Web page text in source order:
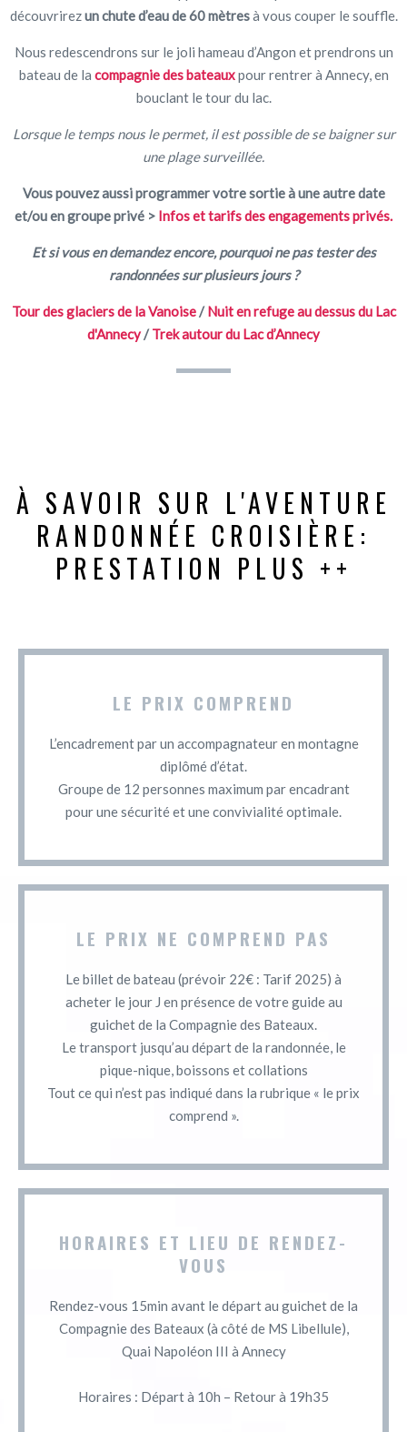
découvrirezun chute d’eau de 60 mètresà vous couper le souffle.
Nous redescendrons sur le joli hameau d’Angon et prendrons un
bateau de la compagnie des bateauxpour rentrer à Annecy, en
bouclant le tour du lac.
Lorsque le temps nous le permet, il est possible de se baigner sur
une plage surveillée.
Vous pouvez aussi programmer votre sortie à une autre date
et/ou en groupe privé > Infos et tarifs des engagements privés.
Et si vous en demandez encore, pourquoi ne pas tester des
randonnées sur plusieurs jours ?
Tour des glaciers de la Vanoise/Nuit en refuge au dessus du Lac
d'Annecy/Trek autour du Lac d’Annecy
À SAVOIR SUR L'AVENTURE
RANDONNÉE CROISIÈRE:
PRESTATION PLUS ++
LE PRIX COMPREND
L’encadrement par un accompagnateur en montagne
diplômé d’état.
Groupe de 12 personnes maximum par encadrant
pour une sécurité et une convivialité optimale.
LE PRIX NE COMPREND PAS
Le billet de bateau (prévoir 22€ : Tarif 2025) à
acheter le jour J en présence de votre guide au
guichet de la Compagnie des Bateaux.
Le transport jusqu’au départ de la randonnée, le
pique-nique, boissons et collations
Tout ce qui n’est pas indiqué dans la rubrique « le prix
comprend ».
HORAIRES ET LIEU DE RENDEZ-
VOUS
Rendez-vous 15min avant le départ au guichet de la
Compagnie des Bateaux (à côté de MS Libellule),
Quai Napoléon III à Annecy
Horaires : Départ à 10h – Retour à 19h35